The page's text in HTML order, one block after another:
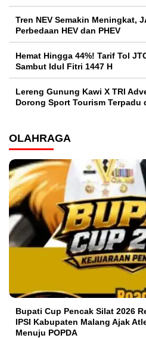
Tren NEV Semakin Meningkat,
Perbedaan HEV dan PHEV
Hemat Hingga 44%! Tarif Tol
Sambut Idul Fitri 1447 H
Lereng Gunung Kawi X TRI
Dorong Sport Tourism Terpadu
OLAHRAGA
Bupati Cup Pencak Silat 2026
IPSI Kabupaten Malang Ajak
Menuju POPDA